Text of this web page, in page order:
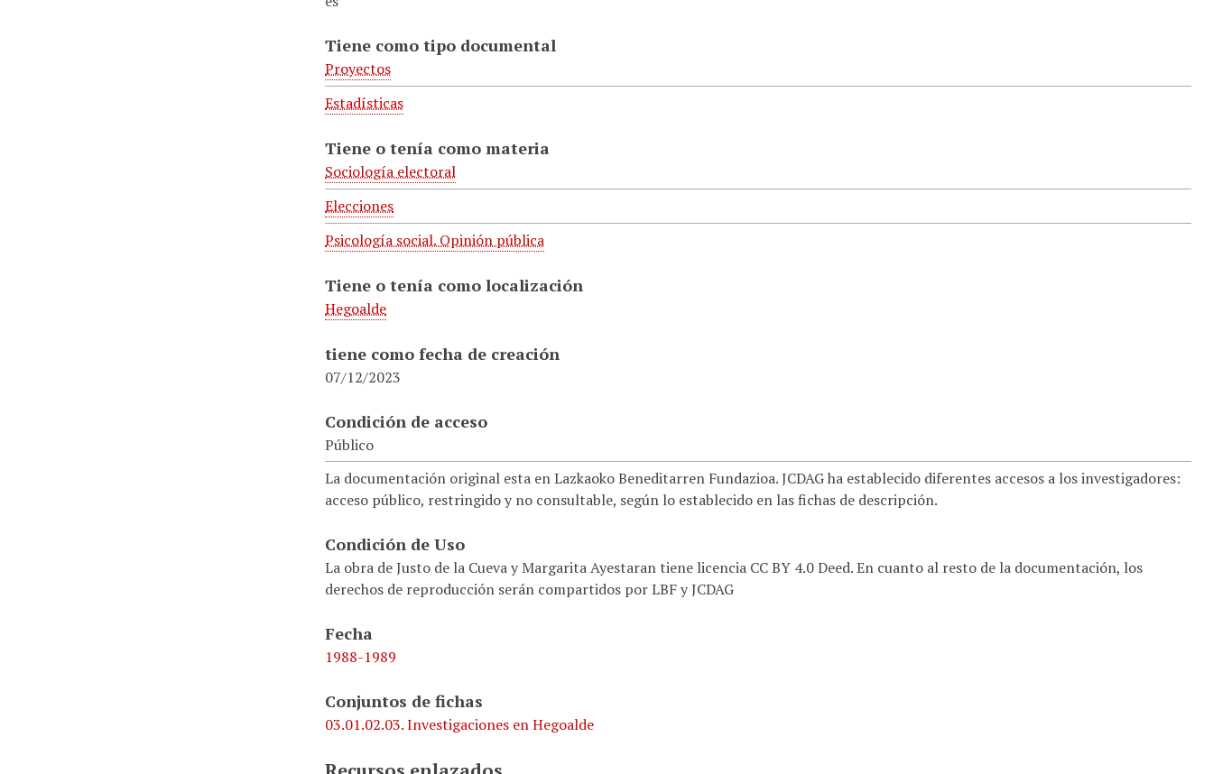
Tiene como tipo documental
Proyectos
Estadísticas
Tiene o tenía como materia
Sociología electoral
Elecciones
Psicología social. Opinión pública
Tiene o tenía como localización
Hegoalde
tiene como fecha de creación
07/12/2023
Condición de acceso
Público
La documentación original esta en Lazkaoko Beneditarren Fundazioa. JCDAG ha establecido diferentes accesos a los investigadores:
acceso público, restringido y no consultable, según lo establecido en las fichas de descripción.
Condición de Uso
La obra de Justo de la Cueva y Margarita Ayestaran tiene licencia CC BY 4.0 Deed. En cuanto al resto de la documentación, los
derechos de reproducción serán compartidos por LBF y JCDAG
Fecha
1988-1989
Conjuntos de fichas
03.01.02.03. Investigaciones en Hegoalde